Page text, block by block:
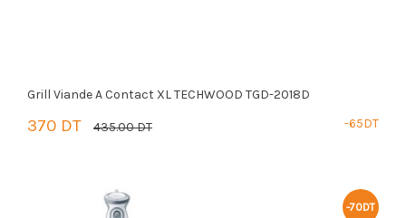
Grill Viande A Contact XL TECHWOOD TGD-2018D
370 DT 435.00 DT -65DT
PANIER
-70DT